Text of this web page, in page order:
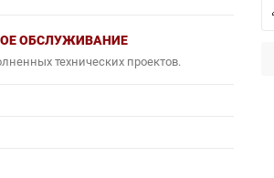
ОБСЛУЖИВАНИЕ
технических проектов.